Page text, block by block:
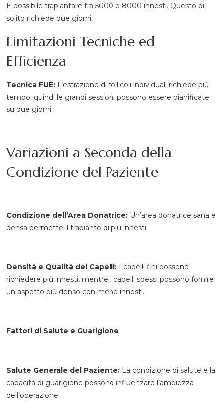
È possibile trapiantare tra 5000 e 8000 innesti. Questo di
solito richiede due giorni.
Limitazioni Tecniche ed
Efficienza
Tecnica FUE: L’estrazione di follicoli individuali richiede più
tempo, quindi le grandi sessioni possono essere pianificate
su due giorni.
Variazioni a Seconda della
Condizione del Paziente
Condizione dell’Area Donatrice: Un’area donatrice sana e
densa permette il trapianto di più innesti.
Densità e Qualità dei Capelli: I capelli fini possono
richiedere più innesti, mentre i capelli spessi possono fornire
un aspetto più denso con meno innesti.
Fattori di Salute e Guarigione
Salute Generale del Paziente: La condizione di salute e la
capacità di guarigione possono influenzare l’ampiezza
dell’operazione.